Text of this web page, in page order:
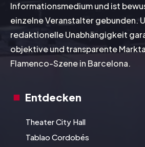
Informationsmedium und ist
einzelne Veranstalter gebunden.
redaktionelle Unabhängigkeit
objektive und transparente
Flamenco-Szene in Barcelona.
Entdecken
Theater City Hall
Tablao Cordobés